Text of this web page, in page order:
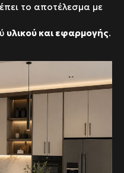
το αποτέλεσμα με
υλικού και εφαρμογής.